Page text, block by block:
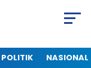
POLITIK NASIONAL